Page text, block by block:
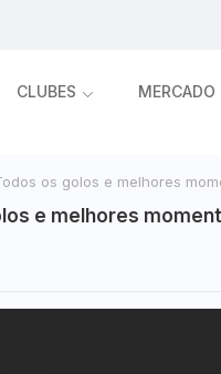
CLUBES MERCADO
os golos e melhores
e melhores